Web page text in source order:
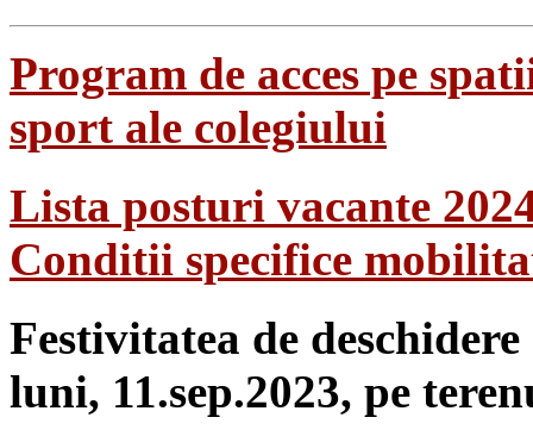
Program de acces pe
sport ale colegiului
Lista posturi vacante
Conditii specifice
Festivitatea de
luni, 11.sep.2023, pe